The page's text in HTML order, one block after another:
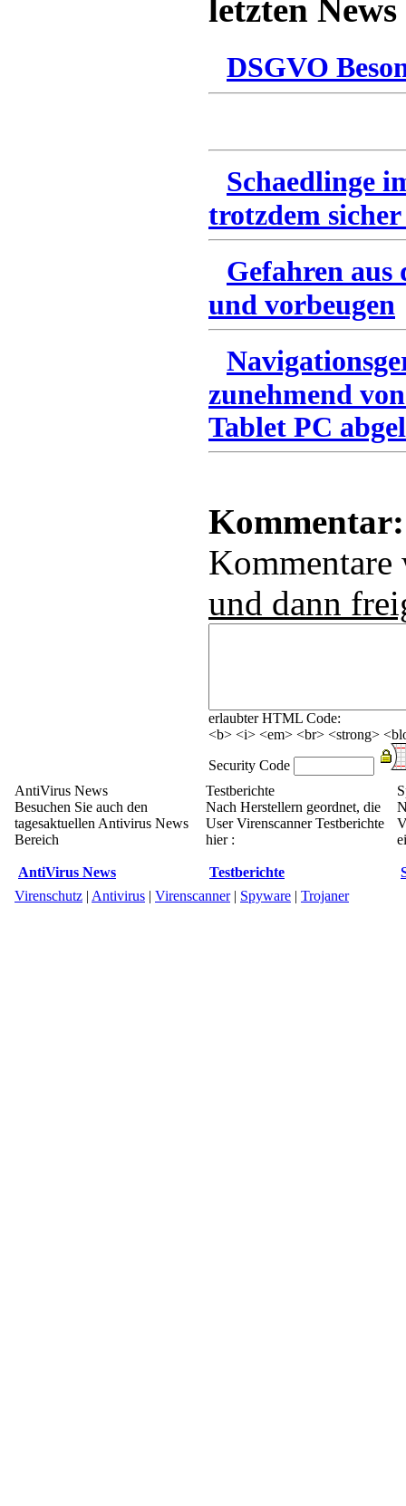
letzten News
DSGVO
Schaedlinge
trotzdem
Gefahren
und vorbeugen
zunehmend
Tablet PC
Kommentar:
und dann
erlaubter HTML Code:
<b> <i> <em> <br> <strong>
Security Code
AntiVirus News
Besuchen Sie auch den
tagesaktuellen Antivirus News
Bereich
AntiVirus News
Testberichte
Nach Herstellern geordnet, die
User Virenscanner Testberichte
hier :
Testberichte
Virenschutz | Antivirus | Virenscanner| Spyware | Trojaner